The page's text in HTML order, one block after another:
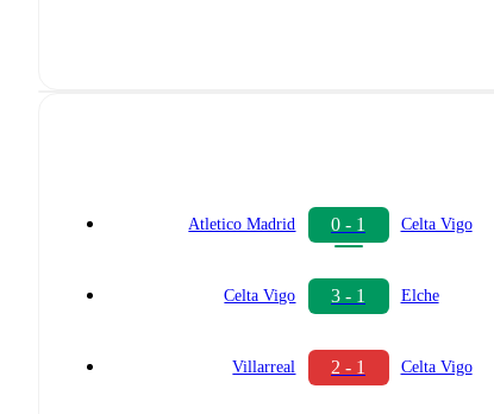
Atletico Madrid 0 - 1 Celta Vigo
Celta Vigo 3 - 1 Elche
Villarreal 2 - 1 Celta Vigo